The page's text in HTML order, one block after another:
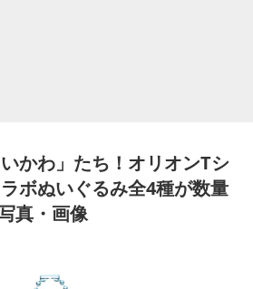
かわ」たち！オリオンTシ
ボぬいぐるみ全4種が数量
真・画像